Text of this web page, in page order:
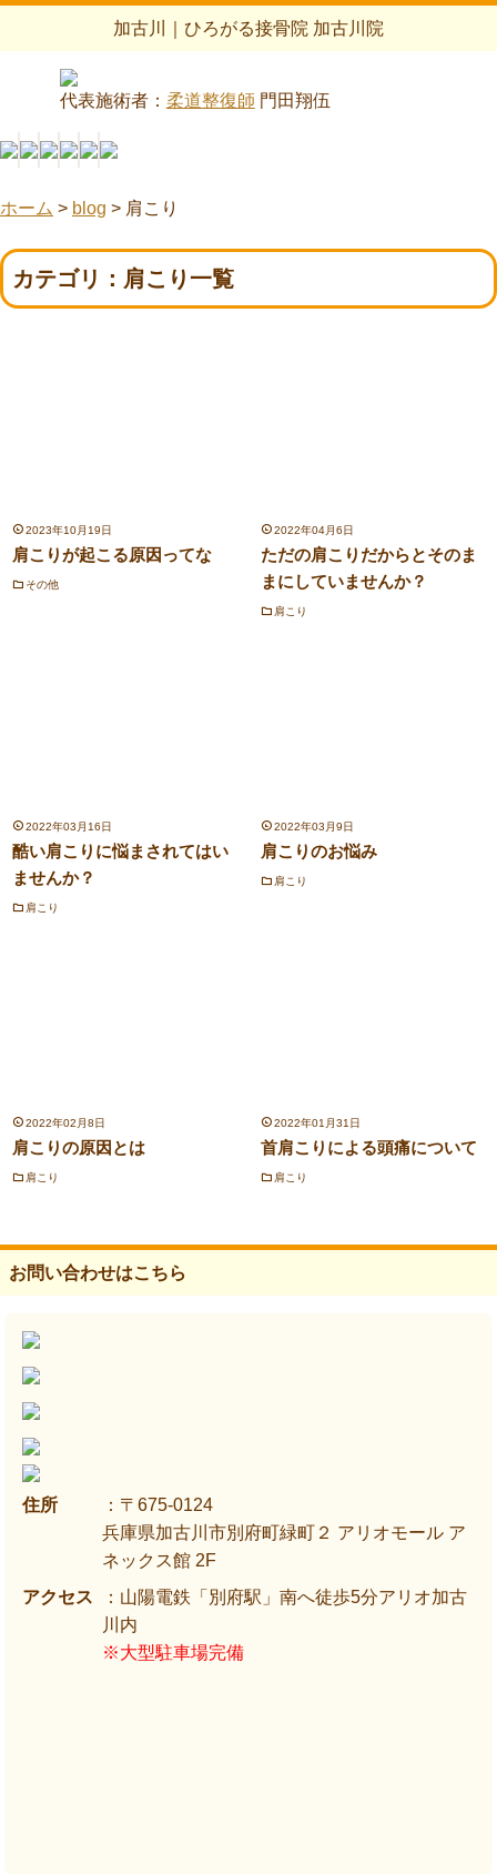
加古川｜ひろがる接骨院 加古川院
代表施術者： 柔道整復師 門田翔伍
ホーム > blog > 肩こり
カテゴリ：肩こり一覧
2023年10月19日
肩こりが起こる原因ってな
その他
2022年04月6日
ただの肩こりだからとそのま
まにしていませんか？
肩こり
2022年03月16日
酷い肩こりに悩まされてはい
ませんか？
肩こり
2022年03月9日
肩こりのお悩み
肩こり
2022年02月8日
肩こりの原因とは
肩こり
2022年01月31日
首肩こりによる頭痛について
肩こり
お問い合わせはこちら
住所
：〒675-0124
兵庫県加古川市別府町緑町２ アリオモール ア
ネックス館 2F
アクセス
：山陽電鉄「別府駅」南へ徒歩5分アリオ加古
川内
※大型駐車場完備